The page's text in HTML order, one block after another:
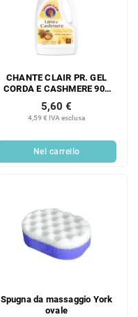
CHANTE CLAIR PR. GEL
CORDA E CASHMERE 900
ML
4,59 € IVA esclusa
5,60 €
Nel carrello
Spugna da massaggio York
ovale